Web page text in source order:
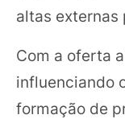
altas externas
Com a oferta
influenciando
formação de